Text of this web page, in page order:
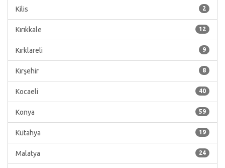
2
Kilis
12
Kırıkkale
9
Kırklareli
8
Kırşehir
40
Kocaeli
59
Konya
19
Kütahya
24
Malatya